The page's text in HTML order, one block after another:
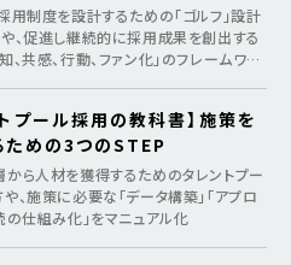
用制度を設計するための「ゴルフ」設計
、促進し継続的に採用成果を創出する
、共感、行動、ファン化」のフレームワー
プール採用の教科書】施策を
ための3つのSTEP
ら人材を獲得するためのタレントプー
、施策に必要な「データ構築」「アプロ
の仕組み化」をマニュアル化